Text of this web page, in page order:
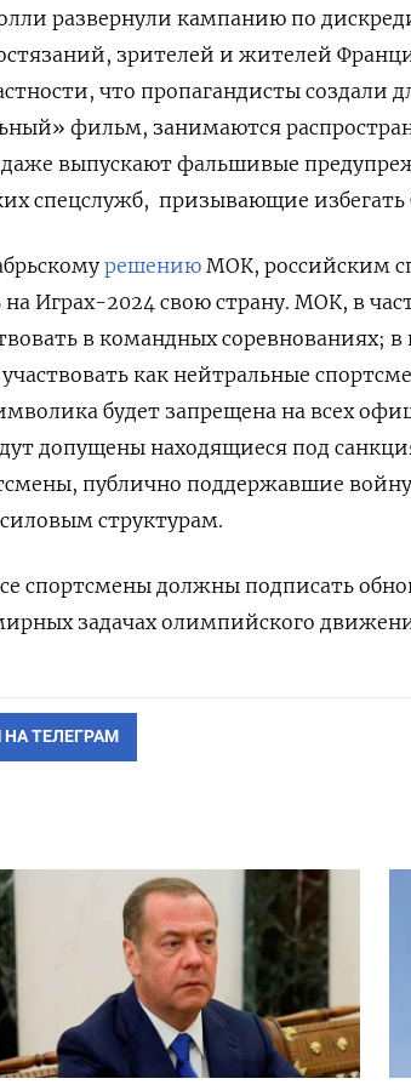
развернули кампанию по
зрителей и жителей
что пропагандисты создали
фильм, занимаются
выпускают фальшивые
спецслужб, призывающие избегать
решению МОК, российским
на Играх-2024 свою страну. МОК, в
в командных соревнованиях;
как нейтральные
будет запрещена на всех
допущены находящиеся под
публично поддержавшие
структурам.
спортсмены должны подписать
задачах олимпийского
ТЕЛЕГРАМ